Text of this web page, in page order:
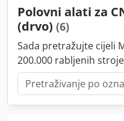
robotska ćelija bila je
10.11.2025., za rukovanje
Sve robotske funkcije su
youtube.com/
zatvaranja tvornice.
video u prilogu. Rekman
strojeva od 1986.
Polovni alati za
(drvo) (6)
Sada pretražujte cijeli
200.000 rabljenih